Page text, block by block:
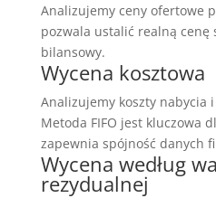
Analizujemy ceny ofertowe
pozwala ustalić realną cenę
bilansowy.
Wycena kosztowa
Analizujemy koszty nabycia
Metoda FIFO jest kluczowa
zapewnia spójność danych
Wycena według
rezydualnej